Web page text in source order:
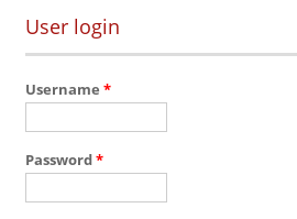
User login
Username *
Password*